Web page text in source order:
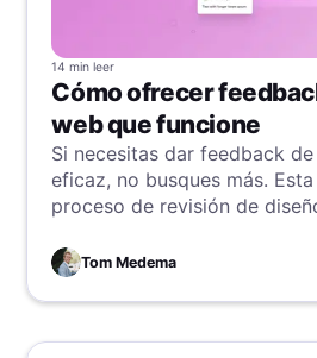
14 min leer
Cómo ofrecer
web que funcione
Si necesitas dar feedback
eficaz, no busques más.
proceso de revisión de
Tom Medema